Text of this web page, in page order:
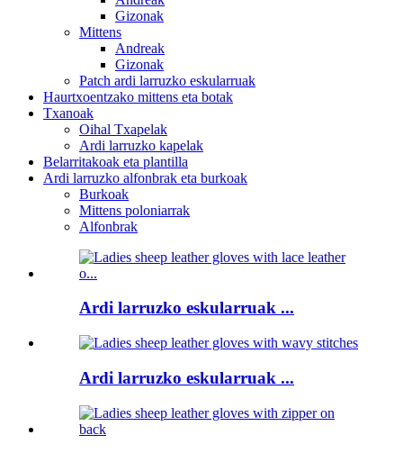
Gizonak
Mittens
Andreak
Gizonak
Patch ardi larruzko eskularruak
Haurtxoentzako mittens eta botak
Txanoak
Oihal Txapelak
Ardi larruzko kapelak
Belarritakoak eta plantilla
Ardi larruzko alfonbrak eta burkoak
Burkoak
Mittens poloniarrak
Alfonbrak
Ardi larruzko eskularruak ...
Ardi larruzko eskularruak ...